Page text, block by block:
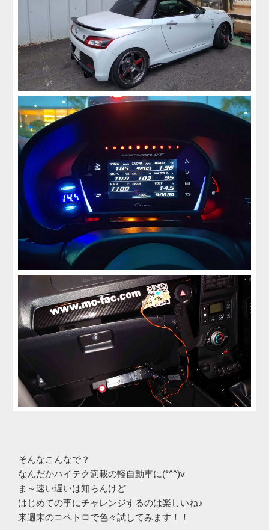
そんなこんなで？
なんだかハイテク満載の軽自動車に(*^^)v
ま～速い遅いは知らんけど
はじめての事にチャレンジするのは楽しいね♪
来週末のコペトロで色々試してみます！！